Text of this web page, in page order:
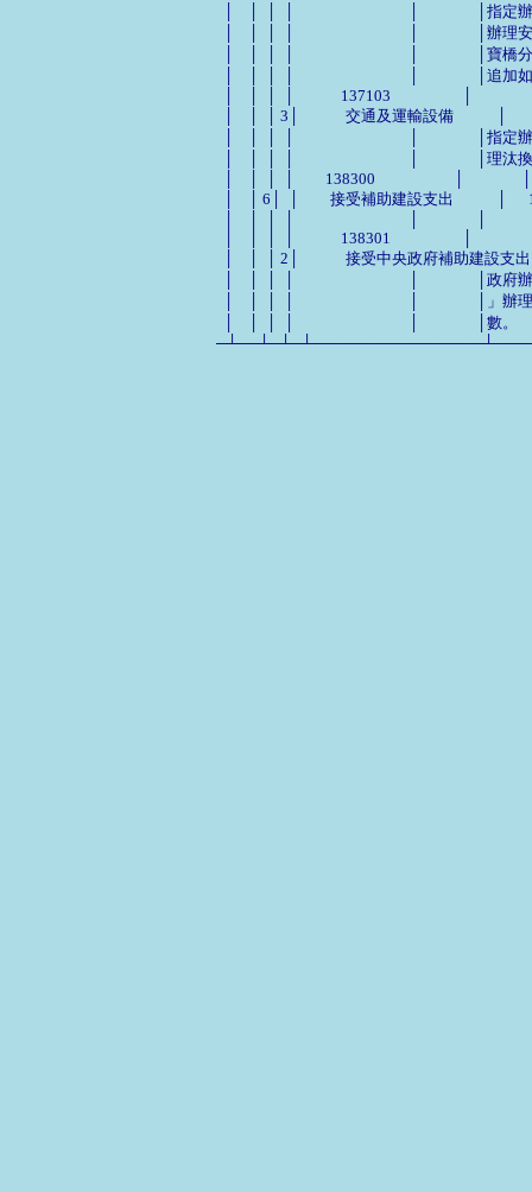
│    │  │  │                                │
│    │  │  │                                │
│    │  │  │                                │
│    │  │  │                                │                │
│    │  │  │　　　137103                    │
│    │  │ 3│　　　交通及運輸設備
│    │  │  │                                │
│    │  │  │                                │
  │    │  │  │　　138300                      │                │
│    │ 6│  │　　接受補助建設支出            │
│    │  │  │　　　138301                    │
│    │  │ 2│　　　接受中央政府補助建設支
│    │  │  │                                │
│    │  │  │                                │
  │    │  │  │                                │                │數。